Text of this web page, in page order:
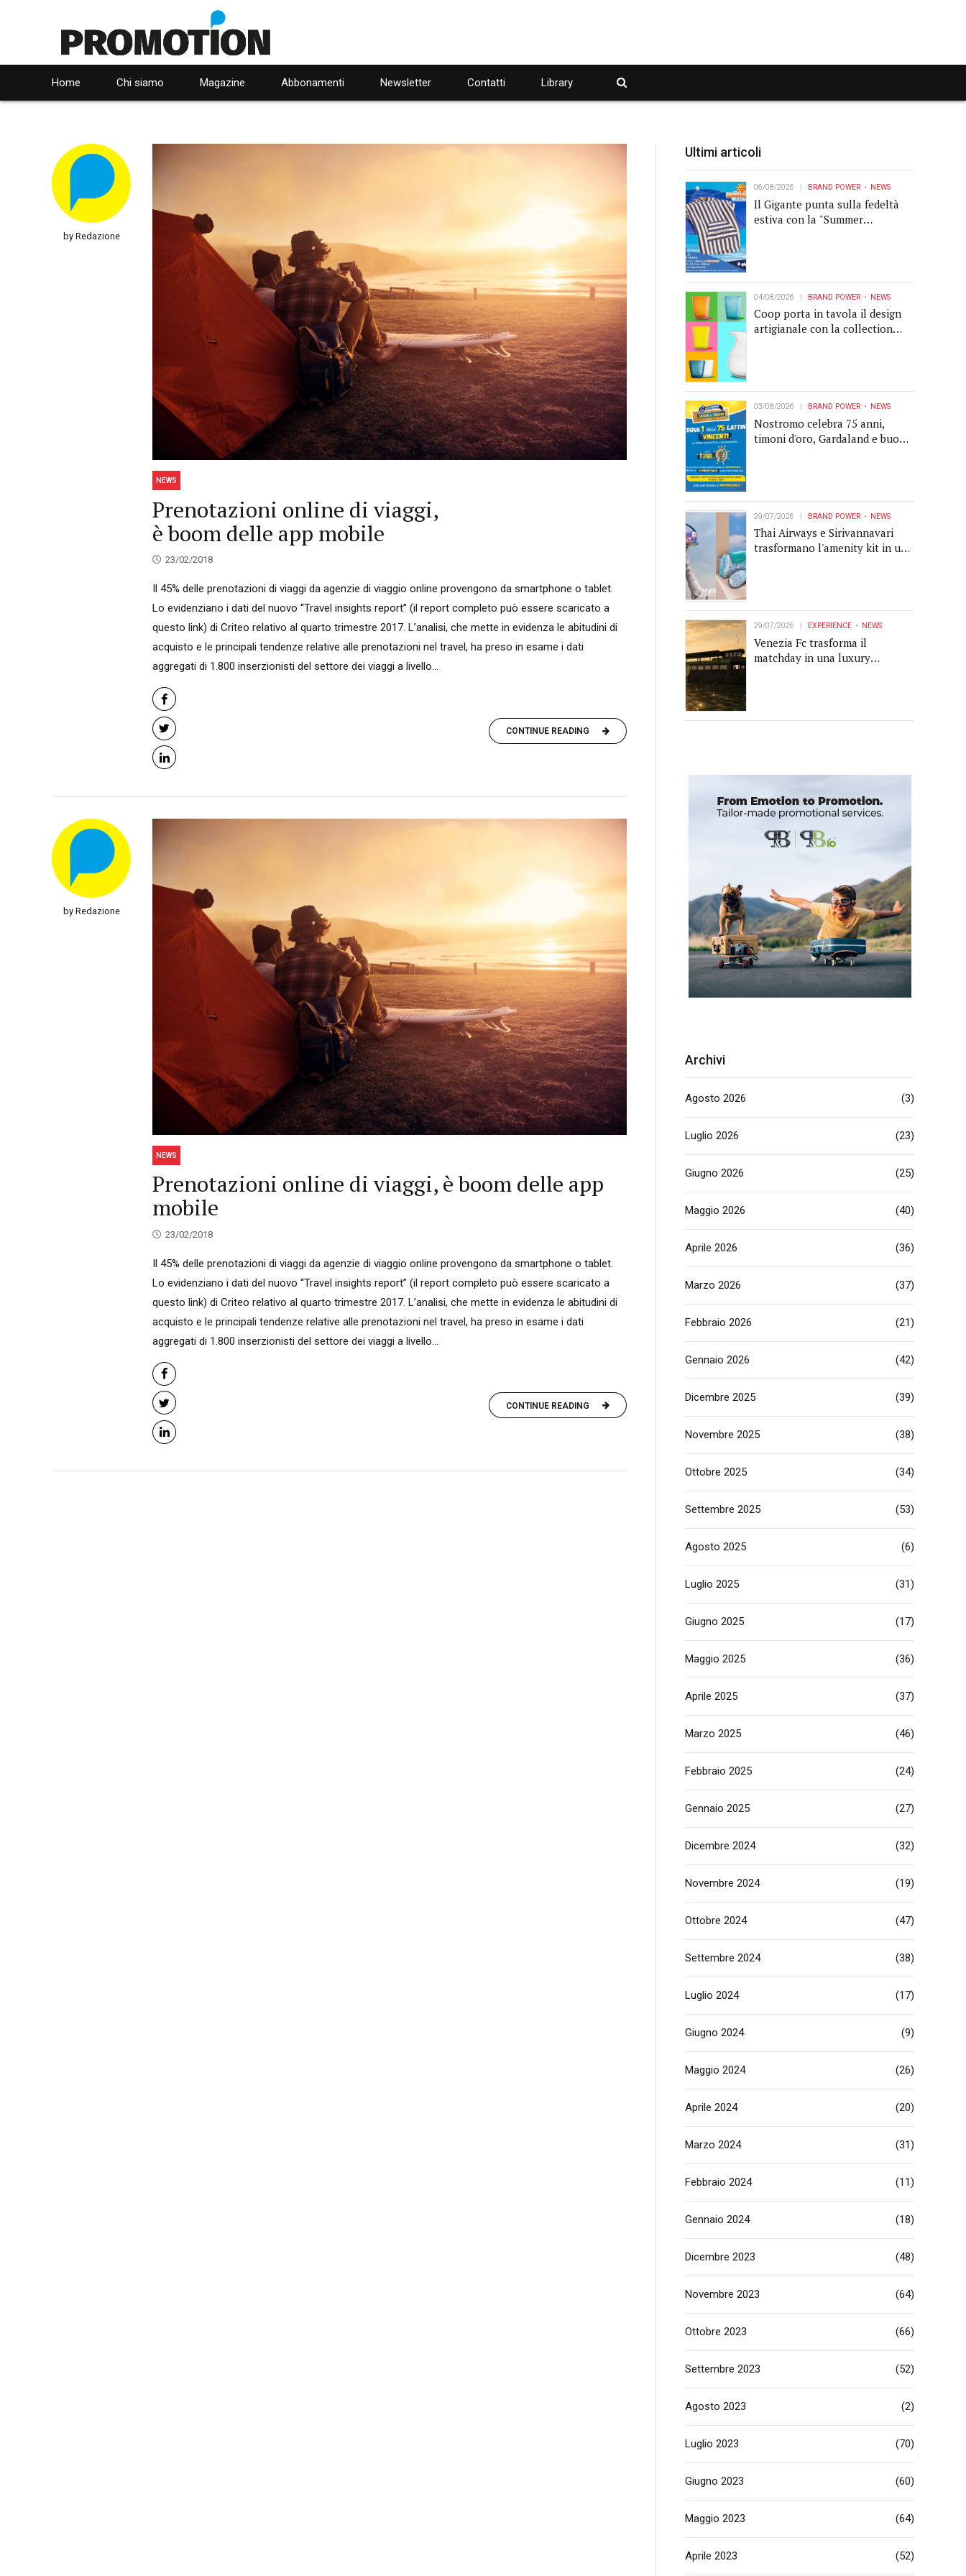
Home Chi siamo Magazine Abbonamenti Newsletter Contatti Library
by Redazione
NEWS
Prenotazioni online di viaggi,
è boom delle app mobile
23/02/2018
Il 45% delle prenotazioni di viaggi da agenzie di viaggio online provengono da smartphone o tablet.
Lo evidenziano i dati del nuovo “Travel insights report” (il report completo può essere scaricato a
questo link) di Criteo relativo al quarto trimestre 2017. L’analisi, che mette in evidenza le abitudini di
acquisto e le principali tendenze relative alle prenotazioni nel travel, ha preso in esame i dati
aggregati di 1.800 inserzionisti del settore dei viaggi a livello...
CONTINUE READING
by Redazione
NEWS
Prenotazioni online di viaggi, è boom delle app
mobile
23/02/2018
Il 45% delle prenotazioni di viaggi da agenzie di viaggio online provengono da smartphone o tablet.
Lo evidenziano i dati del nuovo “Travel insights report” (il report completo può essere scaricato a
questo link) di Criteo relativo al quarto trimestre 2017. L’analisi, che mette in evidenza le abitudini di
acquisto e le principali tendenze relative alle prenotazioni nel travel, ha preso in esame i dati
aggregati di 1.800 inserzionisti del settore dei viaggi a livello...
CONTINUE READING
Ultimi articoli
06/08/2026 BRAND POWER NEWS
Il Gigante punta sulla fedeltà
estiva con la "Summer
04/08/2026 BRAND POWER NEWS
Coop porta in tavola il design
artigianale con la collection
03/08/2026 BRAND POWER NEWS
Nostromo celebra 75 anni,
timoni d'oro, Gardaland e buoni
29/07/2026 BRAND POWER NEWS
Thai Airways e Sirivannavari
trasformano l'amenity kit in un
29/07/2026 EXPERIENCE NEWS
Venezia Fc trasforma il
matchday in una luxury
Archivi
Agosto 2026 (3)
Luglio 2026 (23)
Giugno 2026 (25)
Maggio 2026 (40)
Aprile 2026 (36)
Marzo 2026 (37)
Febbraio 2026 (21)
Gennaio 2026 (42)
Dicembre 2025 (39)
Novembre 2025 (38)
Ottobre 2025 (34)
Settembre 2025 (53)
Agosto 2025 (6)
Luglio 2025 (31)
Giugno 2025 (17)
Maggio 2025 (36)
Aprile 2025 (37)
Marzo 2025 (46)
Febbraio 2025 (24)
Gennaio 2025 (27)
Dicembre 2024 (32)
Novembre 2024 (19)
Ottobre 2024 (47)
Settembre 2024 (38)
Luglio 2024 (17)
Giugno 2024 (9)
Maggio 2024 (26)
Aprile 2024 (20)
Marzo 2024 (31)
Febbraio 2024 (11)
Gennaio 2024 (18)
Dicembre 2023 (48)
Novembre 2023 (64)
Ottobre 2023 (66)
Settembre 2023 (52)
Agosto 2023 (2)
Luglio 2023 (70)
Giugno 2023 (60)
Maggio 2023 (64)
Aprile 2023 (52)